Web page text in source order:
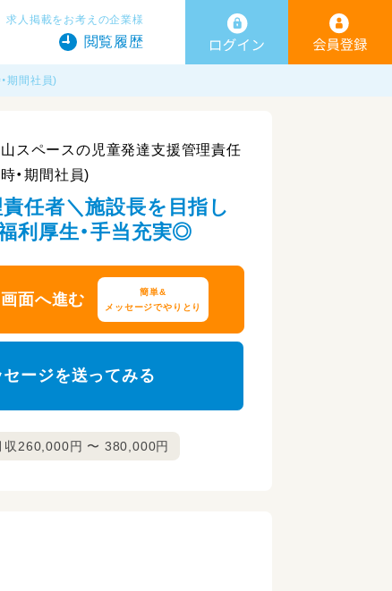
求人掲載をお考えの企業様
閲覧履歴
期間社員)
スペースの児童発達支援管理責任
・期間社員)
任者＼施設長を目指し
利厚生・手当充実◎
面へ進む
簡単&
メッセージでやりとり
セージを送ってみる
収260,000円 〜 380,000円